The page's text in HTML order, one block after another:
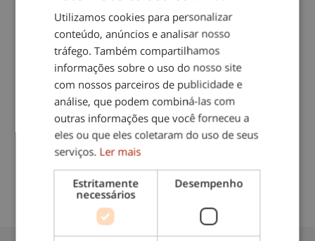
– Acompanhamento constante
– Diversidade de serviços
– Credibilidade e confiança
Compartilhe este blog
Data do blog:12/11/2024
Utilizamos cookies para personalizar
conteúdo, anúncios e analisar nosso
tráfego. Também compartilhamos
informações sobre o uso do nosso site
com nossos parceiros de publicidade e
análise, que podem combiná-las com
outras informações que você forneceu a
eles ou que eles coletaram do uso de seus
serviços. Ler mais
Estritamente
necessários
Desempenho